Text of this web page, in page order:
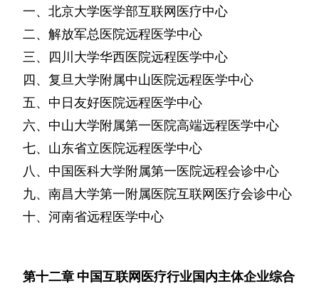
一、北京大学医学部互联网医疗中心
二、解放军总医院远程医学中心
三、四川大学华西医院远程医学中心
四、复旦大学附属中山医院远程医学中心
五、中日友好医院远程医学中心
六、中山大学附属第一医院高端远程医学中心
七、山东省立医院远程医学中心
八、中国医科大学附属第一医院远程会诊中心
九、南昌大学第一附属医院互联网医疗会诊中心
十、河南省远程医学中心
第十二章 中国互联网医疗行业国内主体企业综合